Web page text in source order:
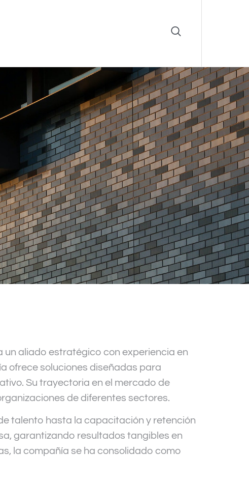
un aliado estratégico con experiencia en
ofrece soluciones diseñadas para
Su trayectoria en el mercado de
de diferentes sectores.
talento hasta la capacitación y retención
garantizando resultados tangibles en
la compañía se ha consolidado como